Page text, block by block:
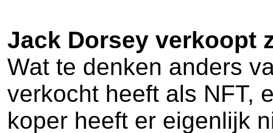
Jack Dorsey verkoopt
Wat te denken anders
verkocht heeft als NFT,
koper heeft er eigenlijk